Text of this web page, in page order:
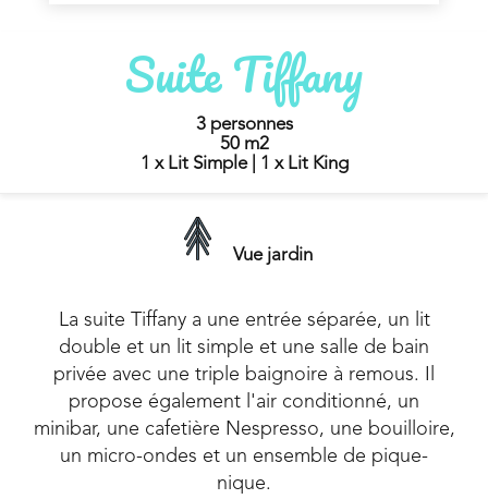
Suite Tiffany
3 personnes
50 m2
1 x Lit Simple| 1 x Lit King
Vue jardin
La suite Tiffany a une entrée séparée, un lit
double et un lit simple et une salle de bain
privée avec une triple baignoire à remous. Il
propose également l'air conditionné, un
minibar, une cafetière Nespresso, une bouilloire,
un micro-ondes et un ensemble de pique-
nique.